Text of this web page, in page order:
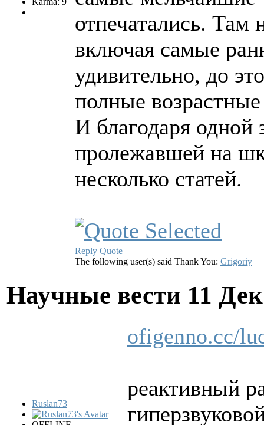
отпечатались. Там
включая самые
удивительно, до
полные
И благодаря
пролежавшей на
несколько статей.
Reply Quote
The following user(s) said Thank You: Grigoriy
Научные вести 11
Ruslan73
ofigenno.cc/
реактивный